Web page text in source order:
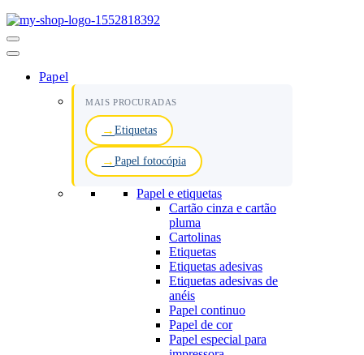
Menu
de
Papel
MAIS PROCURADAS
Etiquetas
Papel fotocópia
Papel e etiquetas
Cartão cinza e cartão
pluma
Cartolinas
Etiquetas
Etiquetas adesivas
Etiquetas adesivas de
anéis
Papel continuo
Papel de cor
Papel especial para